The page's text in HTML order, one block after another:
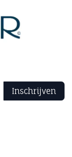
Inschrijven